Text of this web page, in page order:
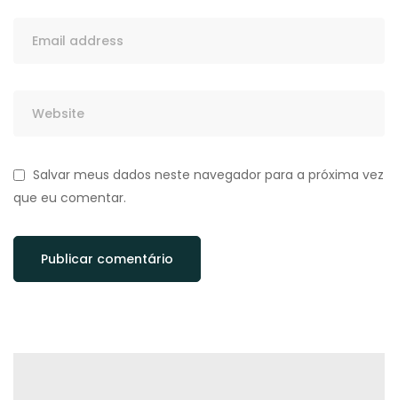
Salvar meus dados neste navegador para a próxima vez
que eu comentar.